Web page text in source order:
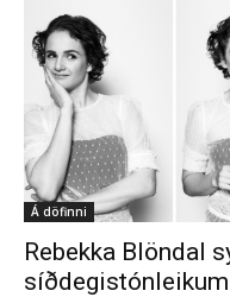
Á döfinni
Rebekka Blöndal